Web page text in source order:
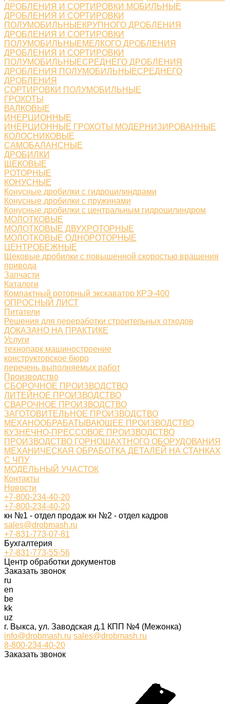
ДРОБЛЕНИЯ И СОРТИРОВКИ МОБИЛЬНЫЕ
ДРОБЛЕНИЯ И СОРТИРОВКИ
ПОЛУМОБИЛЬНЫЕКРУПНОГО ДРОБЛЕНИЯ
ДРОБЛЕНИЯ И СОРТИРОВКИ
ПОЛУМОБИЛЬНЫЕМЕЛКОГО ДРОБЛЕНИЯ
ДРОБЛЕНИЯ И СОРТИРОВКИ
ПОЛУМОБИЛЬНЫЕСРЕДНЕГО ДРОБЛЕНИЯ
ДРОБЛЕНИЯ ПОЛУМОБИЛЬНЫЕСРЕДНЕГО
ДРОБЛЕНИЯ
СОРТИРОВКИ ПОЛУМОБИЛЬНЫЕ
ГРОХОТЫ
ВАЛКОВЫЕ
ИНЕРЦИОННЫЕ
ИНЕРЦИОННЫЕ ГРОХОТЫ МОДЕРНИЗИРОВАННЫЕ
КОЛОСНИКОВЫЕ
САМОБАЛАНСНЫЕ
ДРОБИЛКИ
ЩЕКОВЫЕ
РОТОРНЫЕ
КОНУСНЫЕ
Конусные дробилки с гидроцилиндрами
Конусные дробилки с пружинами
Конусные дробилки с центральным гидроцилиндром
МОЛОТКОВЫЕ
МОЛОТКОВЫЕ ДВУХРОТОРНЫЕ
МОЛОТКОВЫЕ ОДНОРОТОРНЫЕ
ЦЕНТРОБЕЖНЫЕ
Щековые дробилки с повышенной скоростью вращения
привода
Запчасти
Каталоги
Компактный роторный экскаватор КРЭ-400
ОПРОСНЫЙ ЛИСТ
Питатели
Решения для переработки строительных отходов
ДОКАЗАНО НА ПРАКТИКЕ
Услуги
технопарк машиностроение
конструкторское бюро
перечень выполняемых работ
Производство
СБОРОЧНОЕ ПРОИЗВОДСТВО
ЛИТЕЙНОЕ ПРОИЗВОДСТВО
СВАРОЧНОЕ ПРОИЗВОДСТВО
ЗАГОТОВИТЕЛЬНОЕ ПРОИЗВОДСТВО
МЕХАНООБРАБАТЫВАЮЩЕЕ ПРОИЗВОДСТВО
КУЗНЕЧНО-ПРЕССОВОЕ ПРОИЗВОДСТВО
ПРОИЗВОДСТВО ГОРНОШАХТНОГО ОБОРУДОВАНИЯ
МЕХАНИЧЕСКАЯ ОБРАБОТКА ДЕТАЛЕЙ НА СТАНКАХ
С ЧПУ
МОДЕЛЬНЫЙ УЧАСТОК
Контакты
Новости
+7-800-234-40-20
+7-800-234-40-20
кн №1 - отдел продаж кн №2 - отдел кадров
sales@drobmash.ru
+7-831-773-07-81
Бухгалтерия
+7-831-773-55-56
Центр обработки документов
Заказать звонок
ru
en
be
kk
uz
г. Выкса, ул. Заводская д.1 КПП №4 (Межонка)
info@drobmash.ru sales@drobmash.ru
8-800-234-40-20
Заказать звонок